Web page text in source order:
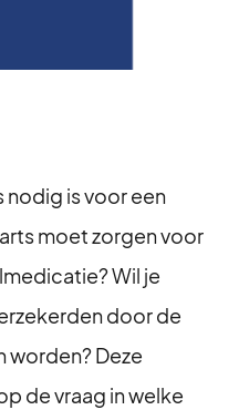
nodig is voor een
moet zorgen voor
Wil je
door de
worden? Deze
de vraag in welke